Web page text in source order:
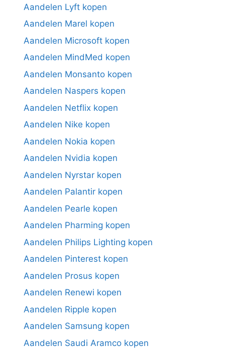
Aandelen Lyft kopen
Aandelen Marel kopen
Aandelen Microsoft kopen
Aandelen MindMed kopen
Aandelen Monsanto kopen
Aandelen Naspers kopen
Aandelen Netflix kopen
Aandelen Nike kopen
Aandelen Nokia kopen
Aandelen Nvidia kopen
Aandelen Nyrstar kopen
Aandelen Palantir kopen
Aandelen Pearle kopen
Aandelen Pharming kopen
Aandelen Philips Lighting kopen
Aandelen Pinterest kopen
Aandelen Prosus kopen
Aandelen Renewi kopen
Aandelen Ripple kopen
Aandelen Samsung kopen
Aandelen Saudi Aramco kopen